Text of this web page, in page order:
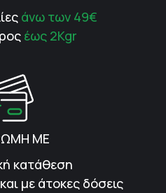
άνω των 49€
έως 2Kgr
ΜΕ
κατάθεση
με άτοκες δόσεις